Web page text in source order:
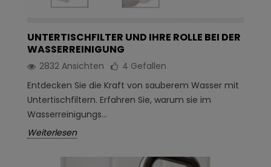
UNTERTISCHFILTER UND IHRE ROLLE BEI DER
WASSERREINIGUNG
2832 Ansichten 4 Gefallen
Entdecken Sie die Kraft von sauberem Wasser mit
Untertischfiltern. Erfahren Sie, warum sie im
Wasserreinigungs...
Weiterlesen